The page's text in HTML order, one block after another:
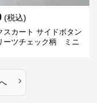
(税込)
スカート サイドボタン
ーツチェック柄 ミニ
›